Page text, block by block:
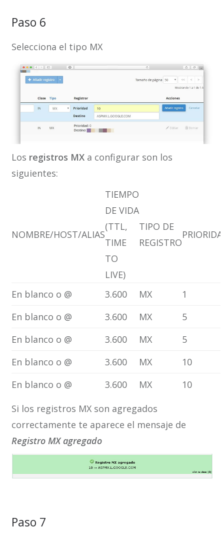
Paso 6
Selecciona el tipo MX
Los registros MX a configurar son los
siguientes:
NOMBRE/HOST/ALIAS
TIEMPO
DE VIDA
(TTL,
TIME
TO
LIVE)
TIPO DE
REGISTRO
En blanco o @ 3.600 MX
1
En blanco o @
3.600 MX
5
En blanco o @
3.600 MX
5
En blanco o @
3.600 MX
10
En blanco o @
3.600 MX
10
Si los registros MX son agregados
correctamente te aparece el mensaje de
Registro MX agregado
Paso 7